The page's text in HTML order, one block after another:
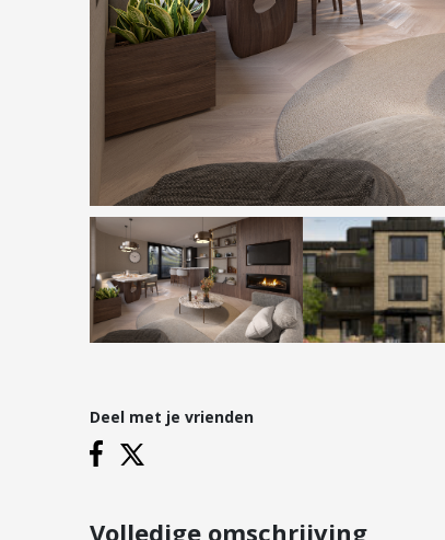
Hypotheekadvies
Hypotheek oversluiten
Hypotheek verhogen
Starterslening
Financiële check
Banken
Duurzame hypotheek
Vestigingen
Deel met je vrienden
Volledige omschrijving